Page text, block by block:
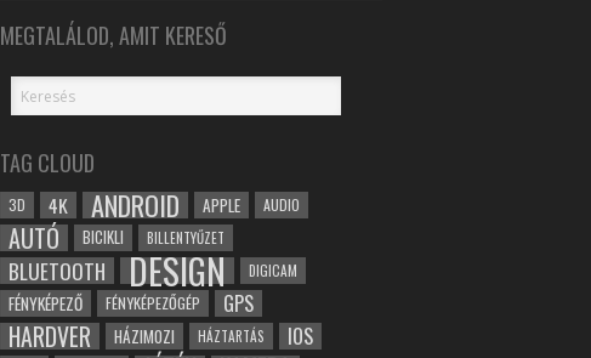
MEGTALÁLOD, AMIT KERESŐ
TAG CLOUD
3D 4K ANDROID APPLE AUDIO
AUTÓ BICIKLI BILLENTYŰZET
BLUETOOTH DESIGN DIGICAM
FÉNYKÉPEZŐ FÉNYKÉPEZŐGÉP GPS
HARDVER HÁZIMOZI HÁZTARTÁS IOS